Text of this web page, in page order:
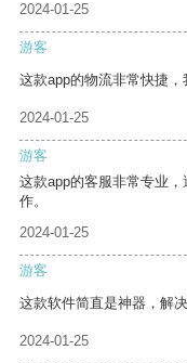
2024-01-25
游客
这款app的物流非常快捷，
2024-01-25
游客
这款app的客服非常专业
作。
2024-01-25
游客
这款软件简直是神器，解
2024-01-25